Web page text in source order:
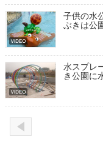
子供の水
ぶきは公
水スプレ
き公園に